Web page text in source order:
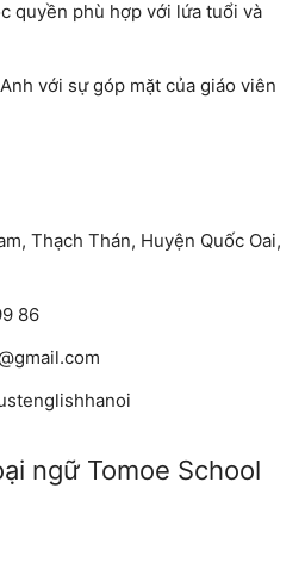
quyền phù hợp với lứa tuổi và
với sự góp mặt của giáo viên
Thạch Thán, Huyện Quốc Oai,
86
ngữ Tomoe School